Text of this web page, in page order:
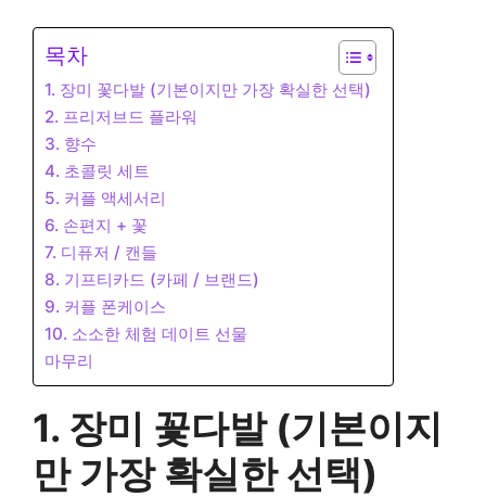
목차
1. 장미 꽃다발 (기본이지만 가장 확실한 선택)
2. 프리저브드 플라워
3. 향수
4. 초콜릿 세트
5. 커플 액세서리
6. 손편지 + 꽃
7. 디퓨저 / 캔들
8. 기프티카드 (카페 / 브랜드)
9. 커플 폰케이스
10. 소소한 체험 데이트 선물
마무리
1. 장미 꽃다발 (기본이지
만 가장 확실한 선택)